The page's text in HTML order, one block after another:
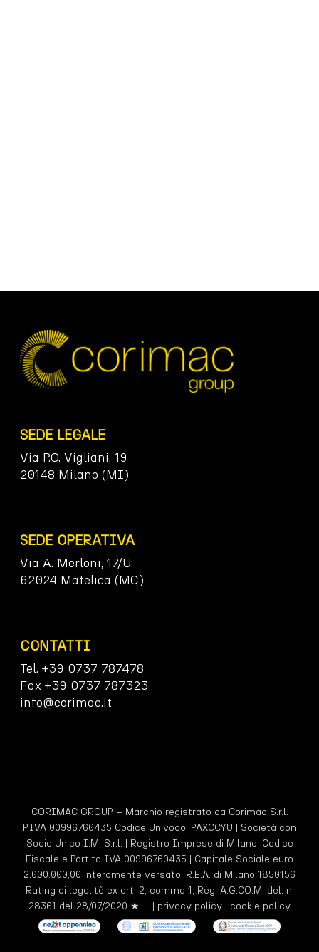
SEDE LEGALE
Via P.O. Vigliani, 19
20148 Milano (MI)
SEDE OPERATIVA
Via A. Merloni, 17/U
62024 Matelica (MC)
CONTATTI
Tel. +39 0737 787478
Fax +39 0737 787323
info@corimac.it
CORIMAC GROUP – Marchio registrato da Corimac S.r.l.
P.IVA 00996760435 Codice Univoco: PAXCCYU | Società con
Socio Unico I.M. S.r.l. | Registro Imprese di Milano: Codice
Fiscale e Partita IVA 00996760435 | Capitale Sociale euro
2.000.000,00 interamente versato. R.E.A. di Milano 1850156
Rating di legalità ex art. 2, comma 1, Reg. A.G.CO.M. del. n.
28361 del 28/07/2020 ★++ | privacy policy | cookie policy